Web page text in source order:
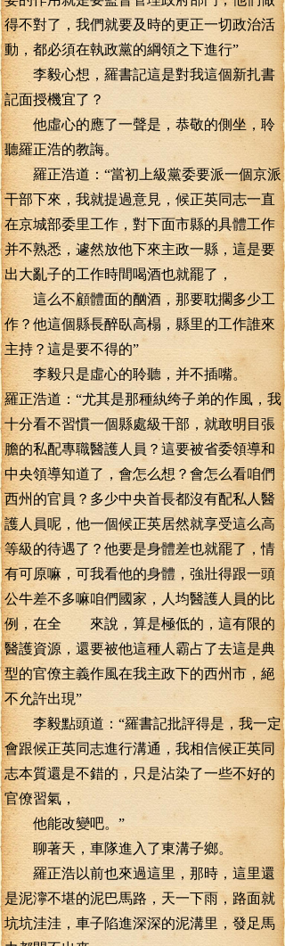
得不對了，我們就要及時的更正一切政治活
動，都必須在執政黨的綱領之下進行”
李毅心想，羅書記這是對我這個新扎書
記面授機宜了？
他虛心的應了一聲是，恭敬的側坐，聆
聽羅正浩的教誨。
羅正浩道：“當初上級黨委要派一個京派
干部下來，我就提過意見，候正英同志一直
在京城部委里工作，對下面市縣的具體工作
并不熟悉，遽然放他下來主政一縣，這是要
出大亂子的工作時間喝酒也就罷了，
這么不顧體面的酗酒，那要耽擱多少工
作？他這個縣長醉臥高榻，縣里的工作誰來
主持？這是要不得的”
李毅只是虛心的聆聽，并不插嘴。
羅正浩道：“尤其是那種紈绔子弟的作風，我
十分看不習慣一個縣處級干部，就敢明目張
膽的私配專職醫護人員？這要被省委領導和
中央領導知道了，會怎么想？會怎么看咱們
西州的官員？多少中央首長都沒有配私人醫
護人員呢，他一個候正英居然就享受這么高
等級的待遇了？他要是身體差也就罷了，情
有可原嘛，可我看他的身體，強壯得跟一頭
公牛差不多嘛咱們國家，人均醫護人員的比
例，在全 來說，算是極低的，這有限的
醫護資源，還要被他這種人霸占了去這是典
型的官僚主義作風在我主政下的西州市，絕
不允許出現”
李毅點頭道：“羅書記批評得是，我一定
會跟候正英同志進行溝通，我相信候正英同
志本質還是不錯的，只是沾染了一些不好的
官僚習氣，
他能改變吧。”
聊著天，車隊進入了東溝子鄉。
羅正浩以前也來過這里，那時，這里還
是泥濘不堪的泥巴馬路，天一下雨，路面就
坑坑洼洼，車子陷進深深的泥溝里，發足馬